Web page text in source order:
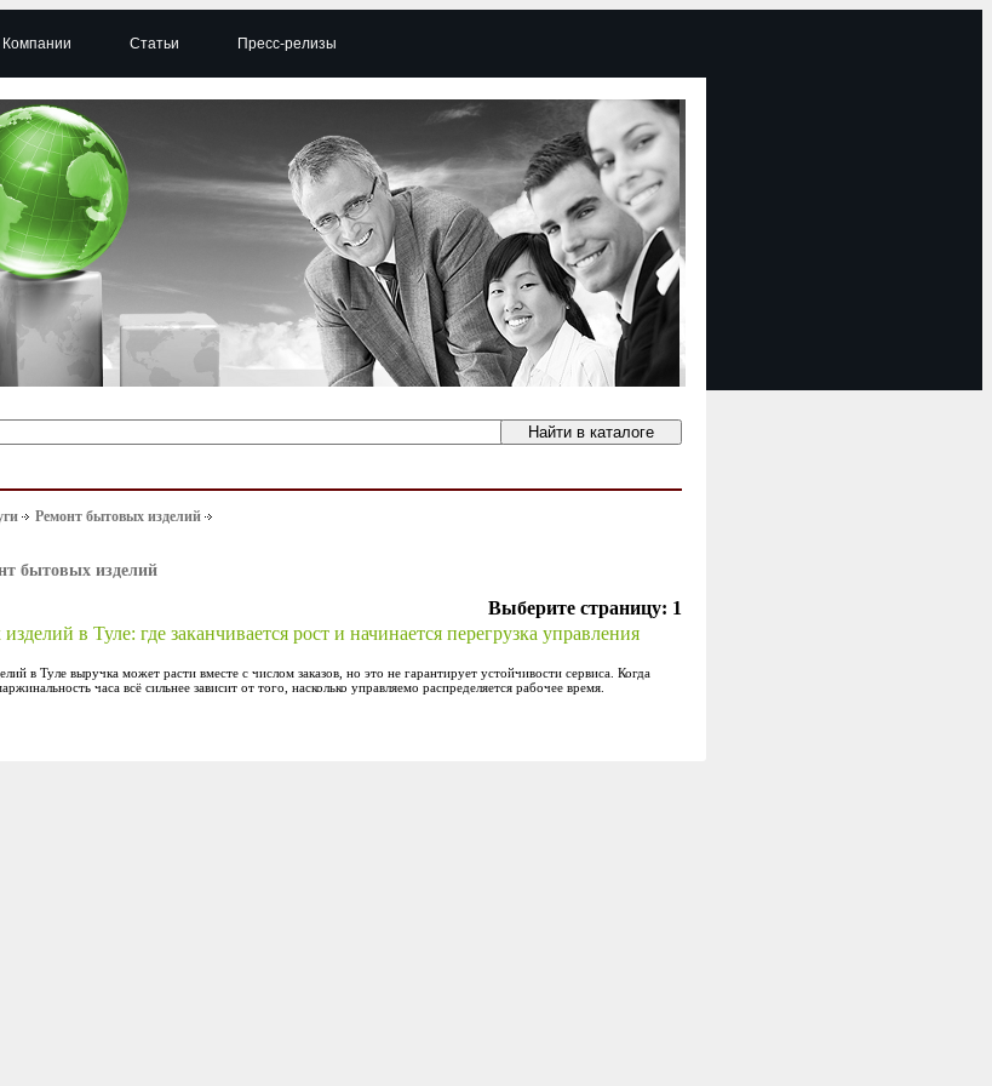
Компании Статьи Пресс-релизы
Ремонт бытовых изделий
бытовых изделий
Выберите страницу: 1
в Туле: где заканчивается рост и начинается перегрузка управления
в Туле выручка может расти вместе с числом заказов, но это не гарантирует устойчивости сервиса. Когда
часа всё сильнее зависит от того, насколько управляемо распределяется рабочее время.